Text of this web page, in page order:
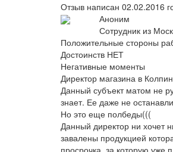
Отзыв написан 02.02.2016
Аноним
Сотрудник из
Положительные стороны
Достоинств НЕТ
Негативные моменты
Директор магазина в
Данный субъект матом не
знает. Ее даже не
Но это еще полбеды(((
Данный директор ни хочет
завалены продукцией
просрочка, за которую уже